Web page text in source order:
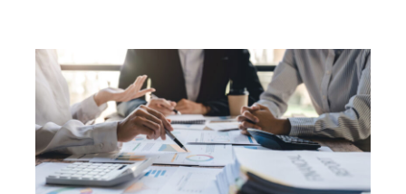
o
cash
flow
para
PYMES:
la